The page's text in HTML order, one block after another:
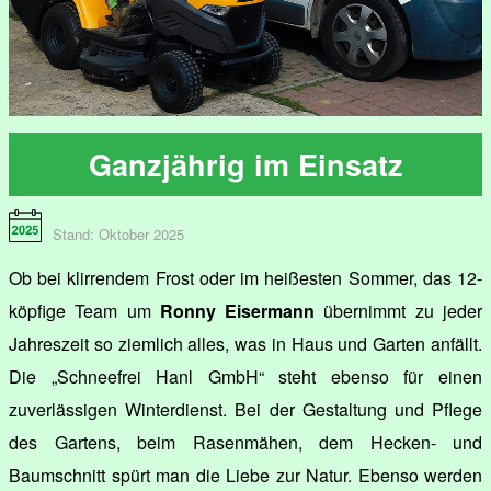
Ganzjährig im Einsatz
Stand: Oktober 2025
Ob bei klirrendem Frost oder im heißesten Sommer, das 12-
köpfige Team um Ronny Eisermann übernimmt zu jeder
Jahreszeit so ziemlich alles, was in Haus und Garten anfällt.
Die „Schneefrei Hanl GmbH“ steht ebenso für einen
zuverlässigen Winterdienst. Bei der Gestaltung und Pflege
des Gartens, beim Rasenmähen, dem Hecken- und
Baumschnitt spürt man die Liebe zur Natur. Ebenso werden